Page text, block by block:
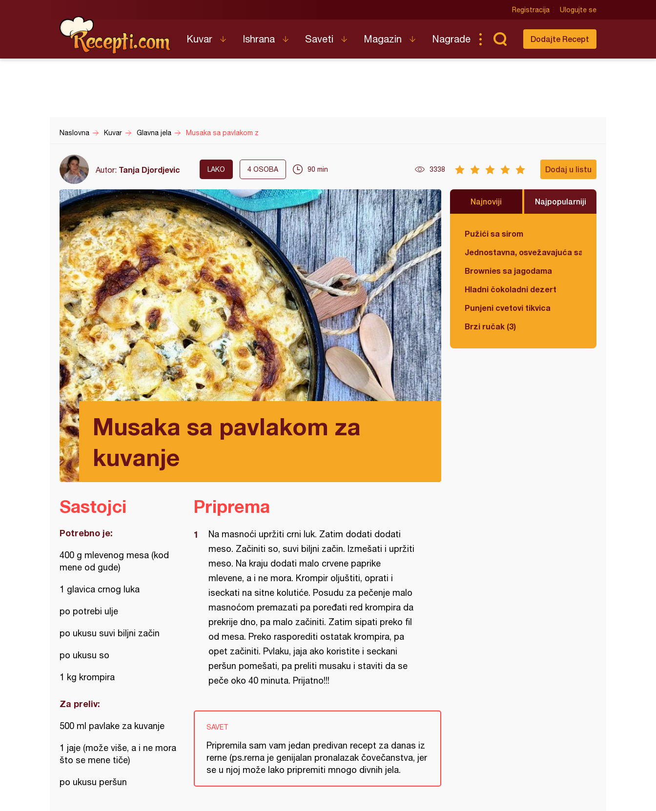
Registracija Ulogujte se
Kuvar Ishrana Saveti Magazin Nagrade Dodajte Recept
Naslovna Kuvar Glavna jela Musaka sa pavlakom z
Autor: Tanja Djordjevic LAKO 4 OSOBA 90 min 3338 Dodaj u listu
Musaka sa pavlakom za
kuvanje
Najnoviji Najpopularniji
Pužići sa sirom
Jednostavna, osvežavajuća salata
Brownies sa jagodama
Hladni čokoladni dezert
Punjeni cvetovi tikvica
Brzi ručak (3)
Sastojci
Potrebno je:
400 g mlevenog mesa (kod
mene od gude)
1 glavica crnog luka
po potrebi ulje
po ukusu suvi biljni začin
po ukusu so
1 kg krompira
Za preliv:
500 ml pavlake za kuvanje
1 jaje (može više, a i ne mora
što se mene tiče)
po ukusu peršun
Priprema
Na masnoći upržiti crni luk. Zatim dodati dodati
meso. Začiniti so, suvi biljni začin. Izmešati i upržiti
meso. Na kraju dodati malo crvene paprike
mlevene, a i ne mora. Krompir oljuštiti, oprati i
iseckati na sitne kolutiće. Posudu za pečenje malo
masnoćom premazati pa poređati red krompira da
prekrije dno, pa malo začiniti. Zatim sipati preko fil
od mesa. Preko rasporediti ostatak krompira, pa
opet začiniti. Pvlaku, jaja ako koristite i seckani
peršun pomešati, pa preliti musaku i staviti da se
peče oko 40 minuta. Prijatno!!!
SAVET
Pripremila sam vam jedan predivan recept za danas iz
rerne (ps.rerna je genijalan pronalazak čovečanstva, jer
se u njoj može lako pripremiti mnogo divnih jela.